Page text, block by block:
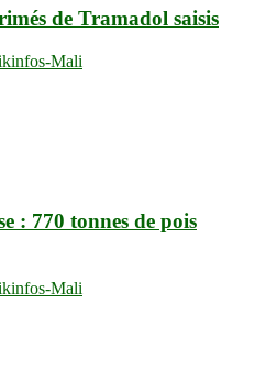
de Tramadol saisis
Mali
: 770 tonnes de pois
Mali